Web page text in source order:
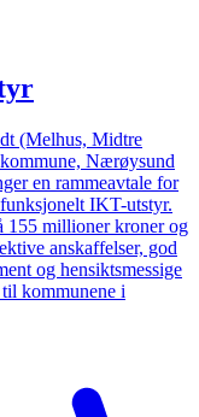
(Melhus, Midtre
Nærøysund
en rammeavtale for
IKT-utstyr.
155 millioner kroner og
anskaffelser, god
og hensiktsmessige
kommunene i